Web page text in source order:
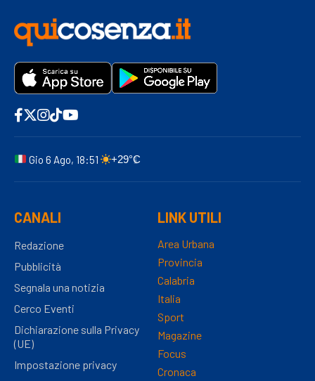
Gio 6 Ago, 18:51 +29°C
CANALI
Redazione
Pubblicità
Segnala una notizia
Cerco Eventi
Dichiarazione sulla Privacy
(UE)
Impostazione privacy
LINK UTILI
Area Urbana
Provincia
Calabria
Italia
Sport
Magazine
Focus
Cronaca